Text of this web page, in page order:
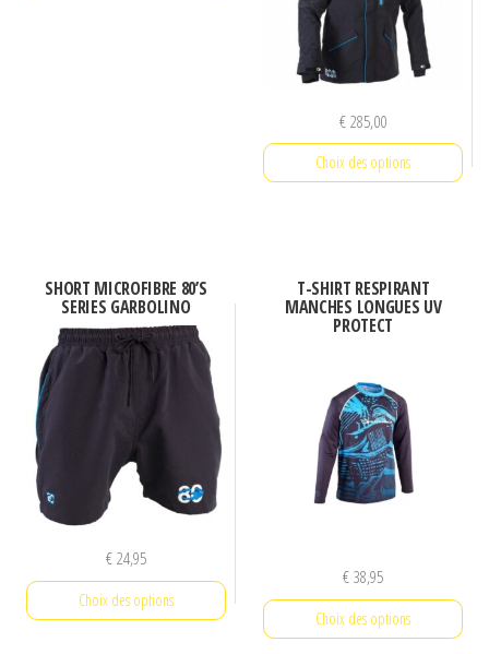
€285,00
Choix des options
plusieurs
variations.
options
peuvent
être
choisies
page
du
produit
SHORT MICROFIBRE 80’S
SERIES GARBOLINO
€24,95
Choix des options
T-SHIRT RESPIRANT
MANCHES LONGUES UV
PROTECT
€38,95
Choix des options